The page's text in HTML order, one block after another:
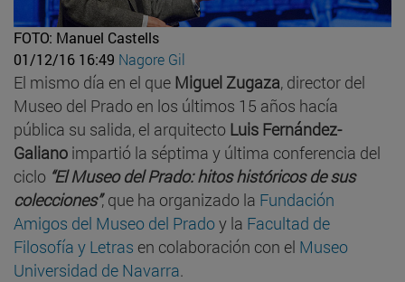
FOTO: Manuel Castells
01/12/16 16:49 Nagore Gil
El mismo día en el que Miguel Zugaza, director del
Museo del Prado en los últimos 15 años hacía
pública su salida, el arquitecto Luis Fernández-
Galiano impartió la séptima y última conferencia del
ciclo “El Museo del Prado: hitos históricos de sus
colecciones”, que ha organizado la Fundación
Amigos del Museo del Pradoy la Facultad de
Filosofía y Letras en colaboración con el Museo
Universidad de Navarra.